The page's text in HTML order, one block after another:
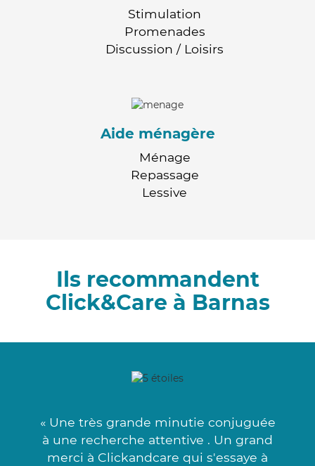
Stimulation
Promenades
Discussion / Loisirs
Aide ménagère
Ménage
Repassage
Lessive
Ils recommandent
Click&Care à Barnas
« Une très grande minutie conjuguée
à une recherche attentive . Un grand
merci à Clickandcare qui s'essaye à